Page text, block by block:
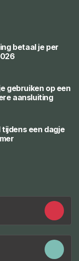
betaal je per
gebruiken op een
aansluiting
tijdens een dagje